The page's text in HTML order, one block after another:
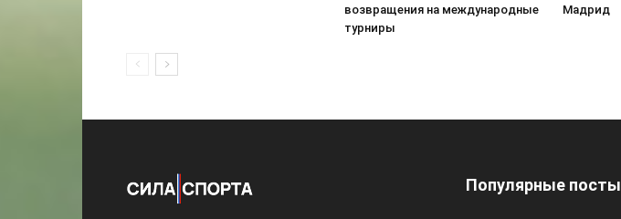
возвращения на международные
турниры
Мадрид
Популярные посты